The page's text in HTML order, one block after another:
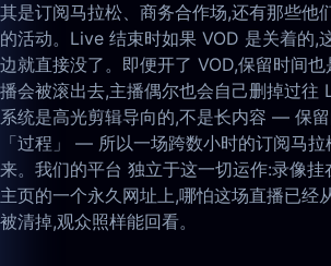
其是订阅马拉松、商务合作场,还有那些他
的活动。Live 结束时如果 VOD 是关着的,
边就直接没了。即便开了 VOD,保留时间
播会被滚出去,主播偶尔也会自己删掉过
系统是高光剪辑导向的,不是长内容 — 保
「过程」 — 所以一场跨数小时的订阅马
来。我们的平台 独立于这一切运作:录像挂
主页的一个永久网址上,哪怕这场直播已经
被清掉,观众照样能回看。